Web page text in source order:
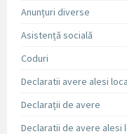
Anunțuri diverse
Asistență socială
Coduri
Declaratii avere alesi
Declarații de avere
Declaratii de avere alesi